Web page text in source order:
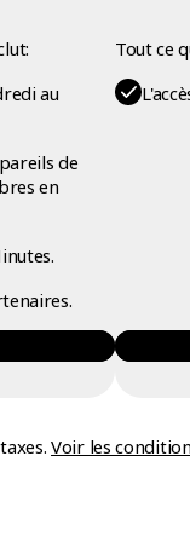
au
de
en
Tout ce
Voir les